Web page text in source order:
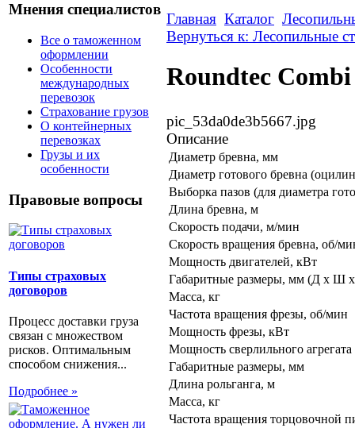
Мнения специалистов
Все о таможенном
оформлении
Особенности
международных
перевозок
Страхование грузов
О контейнерных
перевозках
Грузы и их
особенности
Правовые вопросы
Типы страховых
договоров
Процесс доставки груза
связан с множеством
рисков. Оптимальным
способом снижения...
Подробнее »
Главная Каталог
Вернуться к: Лесопильные
Roundtec Combi
pic_53da0de3b5667.jpg
Описание
Диаметр бревна, мм
Диаметр готового бревна
Выборка пазов (для диаметра
Длина бревна, м
Скорость подачи, м/мин
Скорость вращения бревна, об/
Мощность двигателей, кВт
Габаритные размеры, мм (Д х Ш
Масса, кг
Частота вращения фрезы, об/мин
Мощность фрезы, кВт
Мощность сверлильного
Габаритные размеры, мм
Длина рольганга, м
Масса, кг
Частота вращения торцовочной